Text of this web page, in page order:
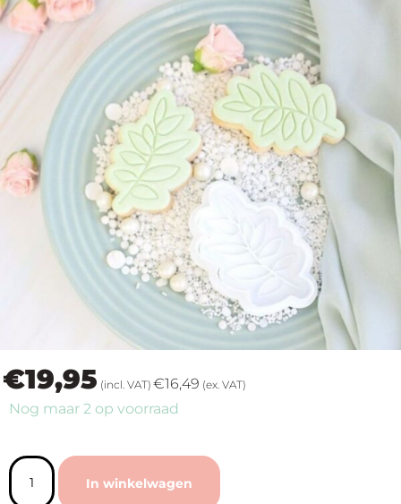
Producten
op
Producten
op
thema
Outlet
€19,95 (incl. VAT) €16,49 (ex. VAT)
Nog maar 2 op voorraad
In winkelwagen